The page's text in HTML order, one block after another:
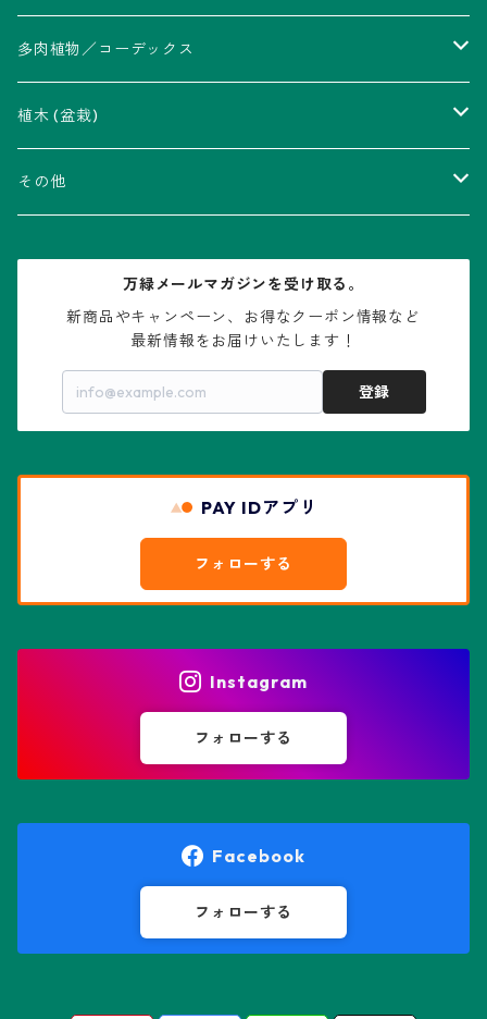
アストロフィツム属
瑠璃兜錦、兜丸錦
V-type兜
リザード・スキン兜
花園兜
アリオカルプス属
ウィギンシア属
エキノケレウス属
エキノプシス属
エリオシケ属
オレオケレウス属
多肉植物／コーデックス
アカベ属
アロエ属
コノフィツム属
センナ属
パキポディウム属
フェネストラリア属
プセウドリトス属
植木 (盆栽)
ムクロジ科：カエデ属
その他
水石・景石
万緑メールマガジンを受け取る。
新商品やキャンペーン、お得なクーポン情報など
最新情報をお届けいたします！
登録
PAY IDアプリ
フォローする
Instagram
フォローする
Facebook
フォローする